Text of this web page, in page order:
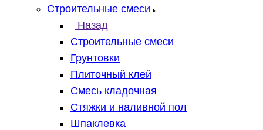
Строительные смеси
Назад
Строительные смеси
Грунтовки
Плиточный клей
Смесь кладочная
Стяжки и наливной пол
Шпаклевка